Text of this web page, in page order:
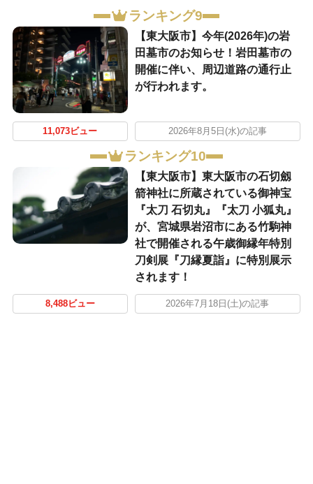
ランキング9
【東大阪市】今年(2026年)の岩
田墓市のお知らせ！岩田墓市の
開催に伴い、周辺道路の通行止
が行われます。
11,073ビュー 2026年8月5日(水)の記事
ランキング10
【東大阪市】東大阪市の石切劔
箭神社に所蔵されている御神宝
『太刀 石切丸』『太刀 小狐丸』
が、宮城県岩沼市にある竹駒神
社で開催される午歳御縁年特別
刀剣展『刀縁夏詣』に特別展示
されます！
8,488ビュー 2026年7月18日(土)の記事